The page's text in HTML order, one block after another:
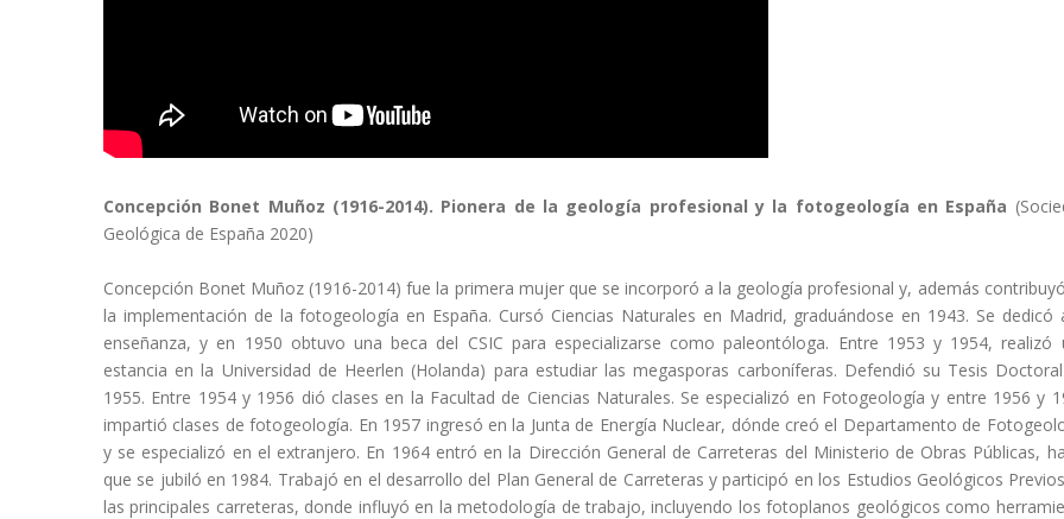
Concepción Bonet Muñoz (1916-2014). Pionera de la geología profesional y la fotogeología en España
Geológica de España 2020)
Concepción Bonet Muñoz (1916-2014) fue la primera mujer que se incorporó a la geología profesional y, además
la implementación de la fotogeología en España. Cursó Ciencias Naturales en Madrid, graduándose en 1943. Se dedicó
enseñanza, y en 1950 obtuvo una beca del CSIC para especializarse como paleontóloga. Entre 1953 y 1954, realizó
estancia en la Universidad de Heerlen (Holanda) para estudiar las megasporas carboníferas. Defendió su Tesis
1955. Entre 1954 y 1956 dió clases en la Facultad de Ciencias Naturales. Se especializó en Fotogeología y entre 1956 y
impartió clases de fotogeología. En 1957 ingresó en la Junta de Energía Nuclear, dónde creó el Departamento de
y se especializó en el extranjero. En 1964 entró en la Dirección General de Carreteras del Ministerio de Obras Públicas,
que se jubiló en 1984. Trabajó en el desarrollo del Plan General de Carreteras y participó en los Estudios Geológicos
las principales carreteras, donde influyó en la metodología de trabajo, incluyendo los fotoplanos geológicos como